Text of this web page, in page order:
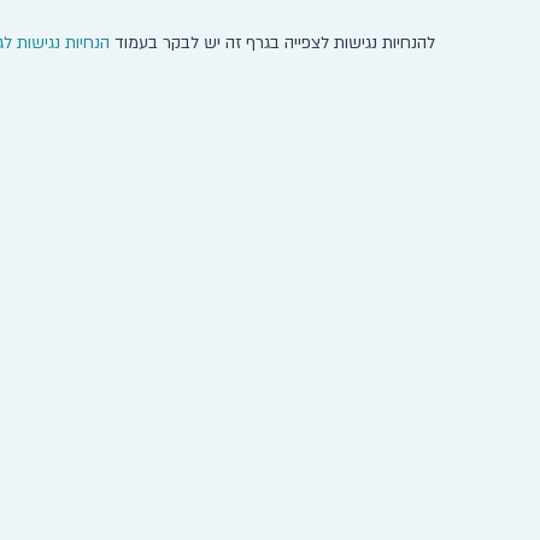
להנחיות נגישות לצפייה בגרף זה יש לבקר בעמוד הנחיות נגישות